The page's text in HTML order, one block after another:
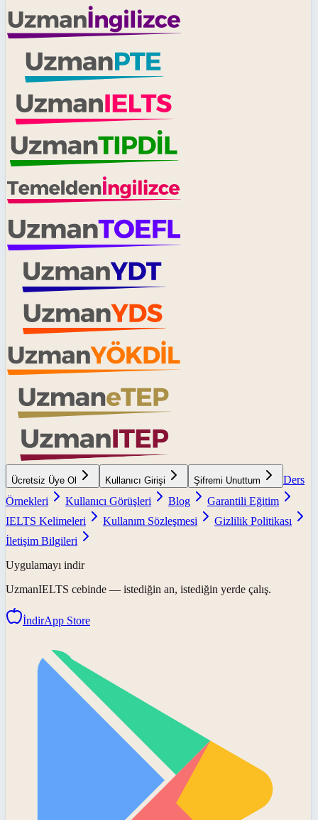
Ücretsiz Üye Ol Kullanıcı Girişi Şifremi Unuttum
Ders
Örnekleri
Kullanıcı Görüşleri Blog
Garantili Eğitim
IELTS Kelimeleri
Kullanım Sözleşmesi
Gizlilik Politikası
İletişim Bilgileri
Uygulamayı indir
UzmanIELTS cebinde — istediğin an, istediğin yerde çalış.
İndirApp Store